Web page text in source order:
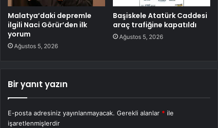
Malatya’daki depremle
ilgili Naci Görür’den ilk
yorum
Ağustos 5, 2026
Başiskele Atatürk Caddesi
araç trafiğine kapatıldı
Ağustos 5, 2026
Bir yanıt yazın
E-posta adresiniz yayınlanmayacak. Gerekli alanlar * ile
işaretlenmişlerdir